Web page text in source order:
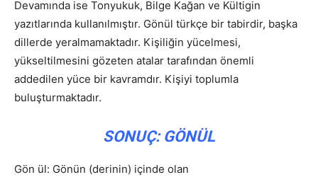
Devamında ise Tonyukuk, Bilge Kağan ve Kültigin
yazıtlarında kullanılmıştır. Gönül türkçe bir tabirdir, başka
dillerde yeralmamaktadır. Kişiliğin yücelmesi,
yükseltilmesini gözeten atalar tarafından önemli
addedilen yüce bir kavramdır. Kişiyi toplumla
buluşturmaktadır.
SONUÇ: GÖNÜL
Gön ül: Gönün (derinin) içinde olan